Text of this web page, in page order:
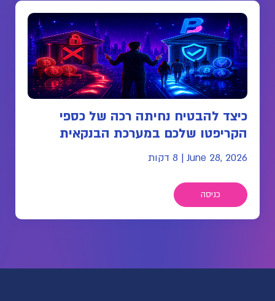
כיצד להבטיח נחיתה רכה של כספי
הקריפטו שלכם במערכת הבנקאית
June 28, 2026
| 8 דקות
כניסה